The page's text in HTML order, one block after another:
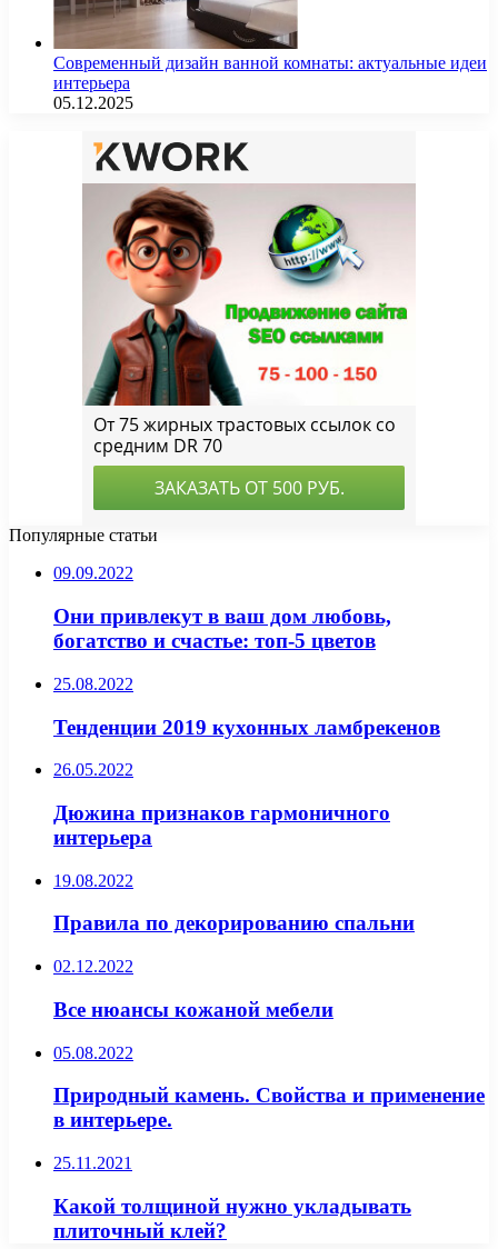
Современный дизайн ванной комнаты: актуальные идеи
интерьера
05.12.2025
Популярные статьи
09.09.2022
Они привлекут в ваш дом любовь,
богатство и счастье: топ-5 цветов
25.08.2022
Тенденции 2019 кухонных ламбрекенов
26.05.2022
Дюжина признаков гармоничного
интерьера
19.08.2022
Правила по декорированию спальни
02.12.2022
Все нюансы кожаной мебели
05.08.2022
Природный камень. Свойства и применение
в интерьере.
25.11.2021
Какой толщиной нужно укладывать
плиточный клей?